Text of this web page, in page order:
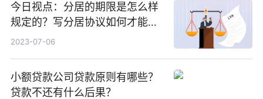
今日视点：分居的期限是怎么样
规定的？写分居协议如何才能有
效？
2023-07-06
小额贷款公司贷款原则有哪些？
贷款不还有什么后果？